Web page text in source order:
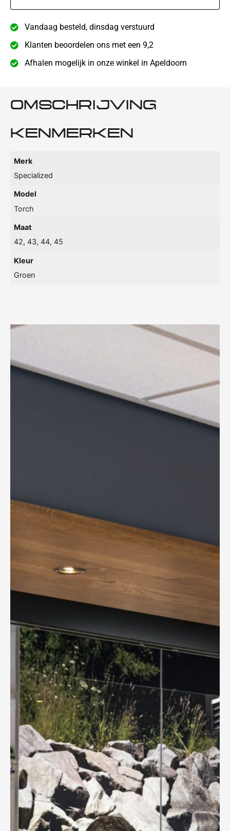
Vandaag besteld, dinsdag verstuurd
Klanten beoordelen ons met een 9,2
Afhalen mogelijk in onze winkel in Apeldoorn
OMSCHRIJVING
KENMERKEN
Merk
Specialized
Model
Torch
Maat
42, 43, 44, 45
Kleur
Groen